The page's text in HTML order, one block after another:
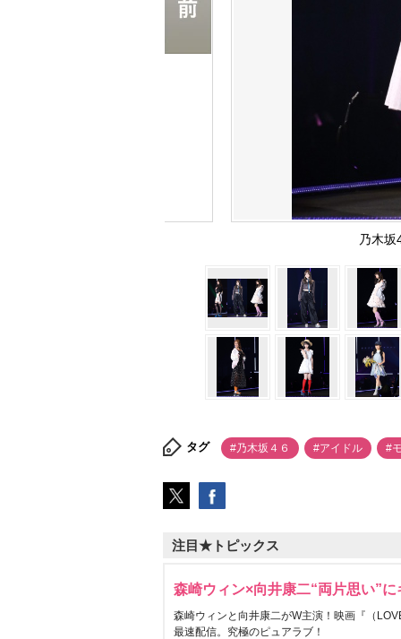
乃木坂
タグ #乃木坂４６ #アイドル #
注目★トピックス
森崎ウィン×向井康二“両片思い”
森崎ウィンと向井康二がW主演！映画『（
最速配信。究極のピュアラブ！